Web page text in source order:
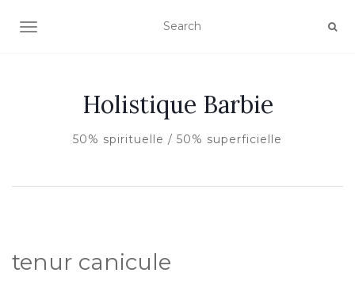
AFFICHER/MASQUER LA NAVIGATION
Holistique Barbie
50% spirituelle / 50% superficielle
tenur canicule